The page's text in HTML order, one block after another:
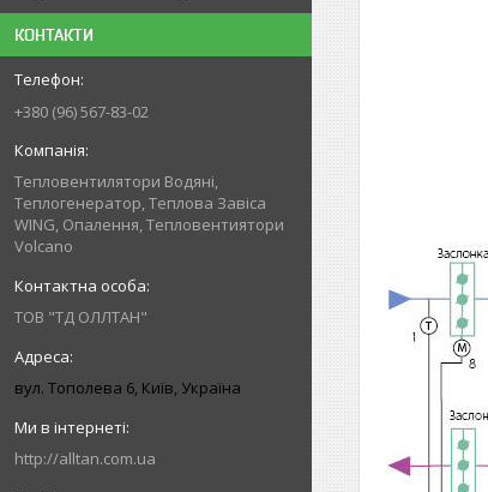
КОНТАКТИ
+380 (96) 567-83-02
Тепловентилятори Водяні,
Теплогенератор, Теплова Завіса
WING, Опалення, Тепловентиятори
Volcano
ТОВ "ТД ОЛЛТАН"
вул. Тополева 6, Київ, Україна
http://alltan.com.ua